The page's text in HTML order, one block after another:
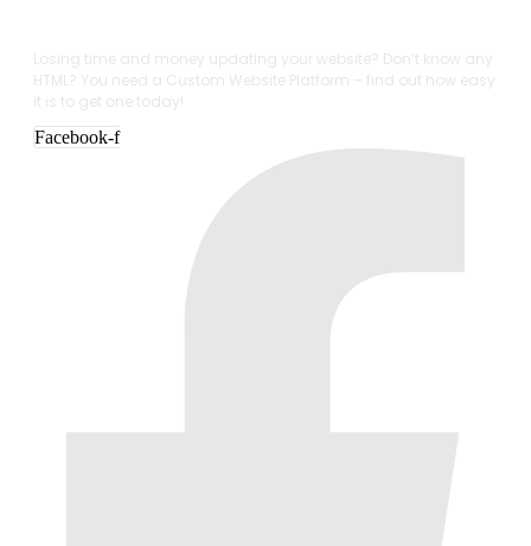
Losing time and money updating your website? Don’t know any
HTML? You need a Custom Website Platform – find out how easy
it is to get one today!
Facebook-f